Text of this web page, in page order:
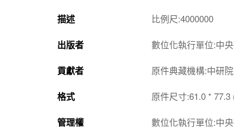
描述 比例尺:4000000
出版者 數位化執行單位:中
貢獻者 原件典藏機構:中研
格式 原件尺寸:61.0 * 77.3
管理權 數位化執行單位:中